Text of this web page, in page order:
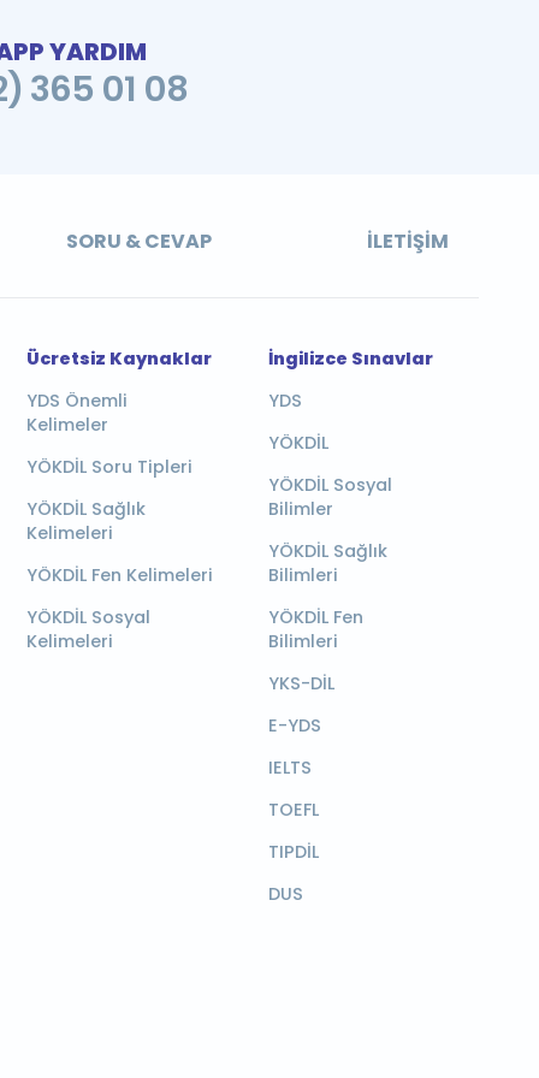
YARDIM
365 01 08
SORU & CEVAP İLETIŞIM
Ücretsiz Kaynaklar
YDS Önemli
Kelimeler
YÖKDİL Soru Tipleri
YÖKDİL Sağlık
Kelimeleri
YÖKDİL Fen Kelimeleri
YÖKDİL Sosyal
Kelimeleri
İngilizce Sınavlar
YDS
YÖKDİL
YÖKDİL Sosyal
Bilimler
YÖKDİL Sağlık
Bilimleri
YÖKDİL Fen
Bilimleri
YKS-DİL
E-YDS
IELTS
TOEFL
TIPDİL
DUS